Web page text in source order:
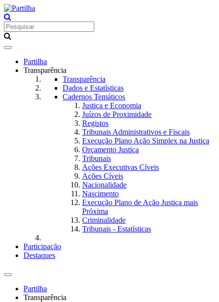
Toggle
navigationPartilha
Transparência
Transparência
Dados e Estatísticas
Cadernos Temáticos
Justiça e Economia
Juízos de Proximidade
Registos
Tribunais Administrativos e Fiscais
Execução Plano Ação Simplex na Justiça
Orçamento Justiça
Tribunais
Ações Executivas Cíveis
Ações Cíveis
Nacionalidade
Nascimento
Execução Plano de Ação Justiça mais
Próxima
Criminalidade
Tribunais - Estatísticas
Participação
Destaques
Toggle
navigationPartilha
Transparência